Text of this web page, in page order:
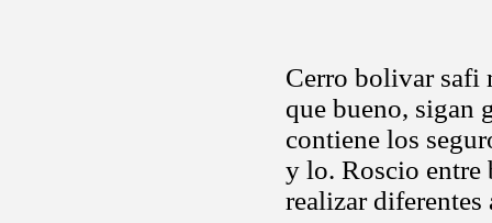
Cerro bolivar safi
que bueno, sigan
contiene los
y lo. Roscio entre
realizar